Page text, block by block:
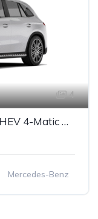
4
MERCEDES-BENZ GLC 220 d mHEV 4-Matic AMG Line
Mercedes-Benz